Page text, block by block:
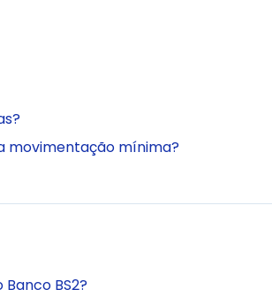
movimentação mínima?
BS2?